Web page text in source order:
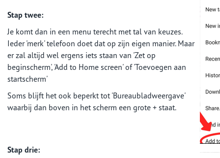
Stap twee:
Je komt dan in een menu terecht met tal van keuzes.
Ieder 'merk' telefoon doet dat op zijn eigen manier. Maar
er zal altijd wel ergens iets staan van 'Zet op
beginscherm', 'Add to Home screen' of 'Toevoegen aan
startscherm'
Soms blijft het ook beperkt tot 'Bureaubladweergave'
waarbij dan boven in het scherm een grote + staat.
Stap drie: